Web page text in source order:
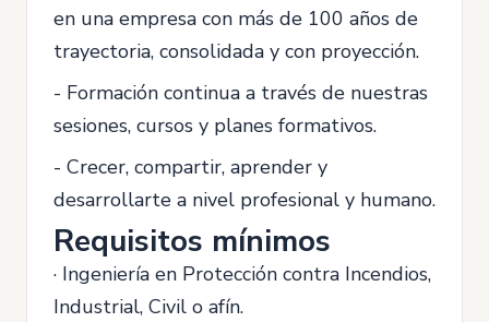
en una empresa con más de 100 años de
trayectoria, consolidada y con proyección.
- Formación continua a través de nuestras
sesiones, cursos y planes formativos.
- Crecer, compartir, aprender y
desarrollarte a nivel profesional y humano.
Requisitos mínimos
· Ingeniería en Protección contra Incendios,
Industrial, Civil o afín.